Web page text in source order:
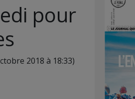
pour
2018 à 18:33)